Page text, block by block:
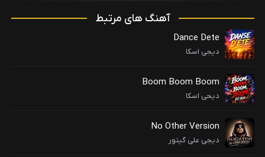
آهنگ های مرتبط
Dance Dete
دیجی اسکا
Boom Boom Boom
دیحی اسکا
No Other Version
دیجی علی گیتور